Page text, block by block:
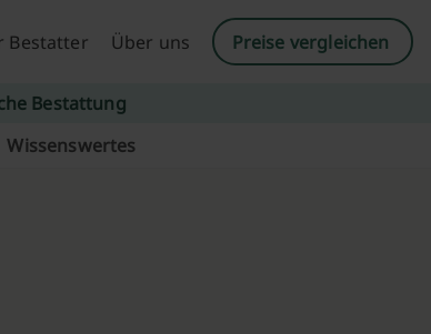
Bestatter
Über uns Preise vergleichen
Bestattung
Wissenswertes